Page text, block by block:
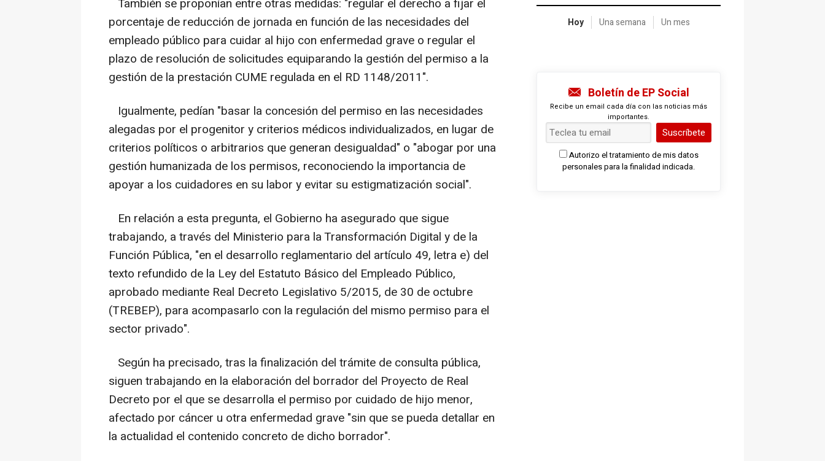
También se proponían entre otras medidas: "regular el derecho a fijar el
porcentaje de reducción de jornada en función de las necesidades del
empleado público para cuidar al hijo con enfermedad grave o regular el
plazo de resolución de solicitudes equiparando la gestión del permiso a la
gestión de la prestación CUME regulada en el RD 1148/2011".
Igualmente, pedían "basar la concesión del permiso en las necesidades
alegadas por el progenitor y criterios médicos individualizados, en lugar de
criterios políticos o arbitrarios que generan desigualdad" o "abogar por una
gestión humanizada de los permisos, reconociendo la importancia de
apoyar a los cuidadores en su labor y evitar su estigmatización social".
En relación a esta pregunta, el Gobierno ha asegurado que sigue
trabajando, a través del Ministerio para la Transformación Digital y de la
Función Pública, "en el desarrollo reglamentario del artículo 49, letra e) del
texto refundido de la Ley del Estatuto Básico del Empleado Público,
aprobado mediante Real Decreto Legislativo 5/2015, de 30 de octubre
(TREBEP), para acompasarlo con la regulación del mismo permiso para el
sector privado".
Según ha precisado, tras la finalización del trámite de consulta pública,
siguen trabajando en la elaboración del borrador del Proyecto de Real
Decreto por el que se desarrolla el permiso por cuidado de hijo menor,
afectado por cáncer u otra enfermedad grave "sin que se pueda detallar en
la actualidad el contenido concreto de dicho borrador".
Hoy Una semana Un mes
Boletín de EP Social
Recibe un email cada día con las noticias más
importantes.
Suscríbete
Autorizo el tratamiento de mis datos
personales para la finalidad indicada.